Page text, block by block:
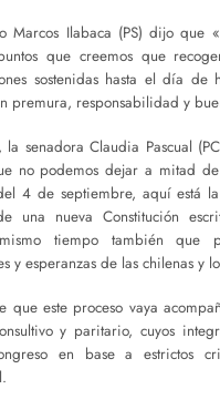
Marcos Ilabaca (PS) dijo que
que creemos que
sostenidas hasta el día de
premura, responsabilidad y
la senadora Claudia Pascual
no podemos dejar a mitad
4 de septiembre, aquí está
una nueva Constitución
tiempo también que
y esperanzas de las chilenas y
que este proceso vaya
y paritario, cuyos
en base a estrictos